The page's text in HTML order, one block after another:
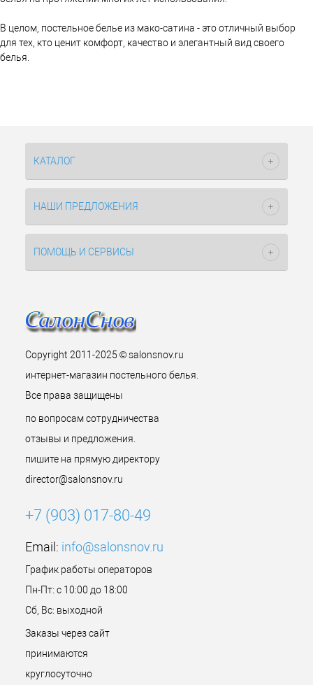
В целом, постельное белье из мако-сатина - это отличный выбор
для тех, кто ценит комфорт, качество и элегантный вид своего
белья.
КАТАЛОГ
НАШИ ПРЕДЛОЖЕНИЯ
ПОМОЩЬ И СЕРВИСЫ
Copyright 2011-2025 © salonsnov.ru
интернет-магазин постельного белья.
Все права защищены
по вопросам сотрудничества
отзывы и предложения.
пишите на прямую директору
director@salonsnov.ru
+7 (903) 017-80-49
Email: info@salonsnov.ru
График работы операторов
Пн-Пт: с 10:00 до 18:00
Сб, Вс: выходной
Заказы через сайт
принимаются
круглосуточно